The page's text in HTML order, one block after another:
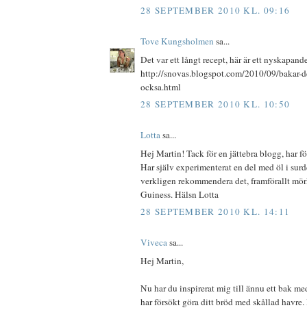
28 SEPTEMBER 2010 KL. 09:16
Tove Kungsholmen sa...
Det var ett långt recept, här är ett
http://snovas.blogspot.com/2010/09/bakar-
ocksa.html
28 SEPTEMBER 2010 KL. 10:50
Lottasa...
Hej Martin! Tack för en jättebra blogg, har
Har själv experimenterat en del med öl i
verkligen rekommendera det, framförallt
Guiness. Hälsn Lotta
28 SEPTEMBER 2010 KL. 14:11
Vivecasa...
Hej Martin,
Nu har du inspirerat mig till ännu ett bak
har försökt göra ditt bröd med skållad